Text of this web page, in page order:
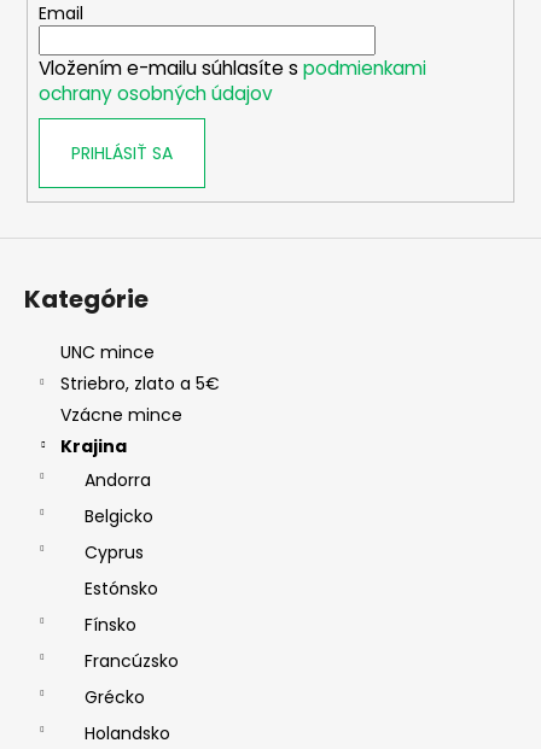
Email
Vložením e-mailu súhlasíte s podmienkami
ochrany osobných údajov
PRIHLÁSIŤ SA
Kategórie
UNC mince
Striebro, zlato a 5€
Vzácne mince
Krajina
Andorra
Belgicko
Cyprus
Estónsko
Fínsko
Francúzsko
Grécko
Holandsko